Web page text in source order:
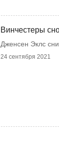
Винчестеры
Дженсен Эклc
24 сентября 2021